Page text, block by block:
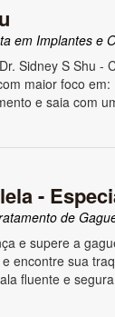
em Implantes e
Sidney S Shu -
maior foco
e saia com
-
de
e supere a
encontre sua
fluente e